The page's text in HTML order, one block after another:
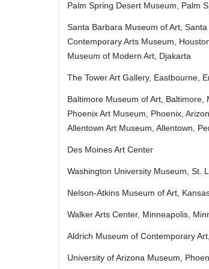
Palm Spring Desert Museum, Palm
Santa Barbara Museum of Art,
Contemporary Arts Museum,
Museum of Modern Art, Djakarta
The Tower Art Gallery, Eastbourne,
Baltimore Museum of Art, Baltimore,
Phoenix Art Museum, Phoenix,
Allentown Art Museum, Allentown,
Des Moines Art Center
Washington University Museum, St.
Nelson-Atkins Museum of Art,
Walker Arts Center, Minneapolis,
Aldrich Museum of Contemporary
University of Arizona Museum,